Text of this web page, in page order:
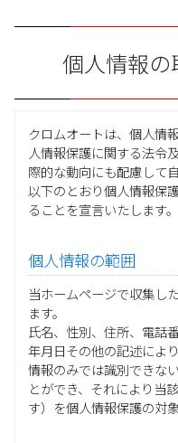
個人情報の
クロムオートは、個人情
人情報保護に関する法令
際的な動向にも配慮して
以下のとおり個人情報保
ることを宣言いたします。
個人情報の範囲
当ホームページで収集し
ます。
氏名、性別、住所、電話
年月日その他の記述によ
情報のみでは識別できな
とができ、それにより当
す）を個人情報保護の対